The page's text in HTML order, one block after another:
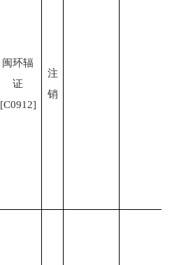
闽环辐
证
[C0912]
注
销